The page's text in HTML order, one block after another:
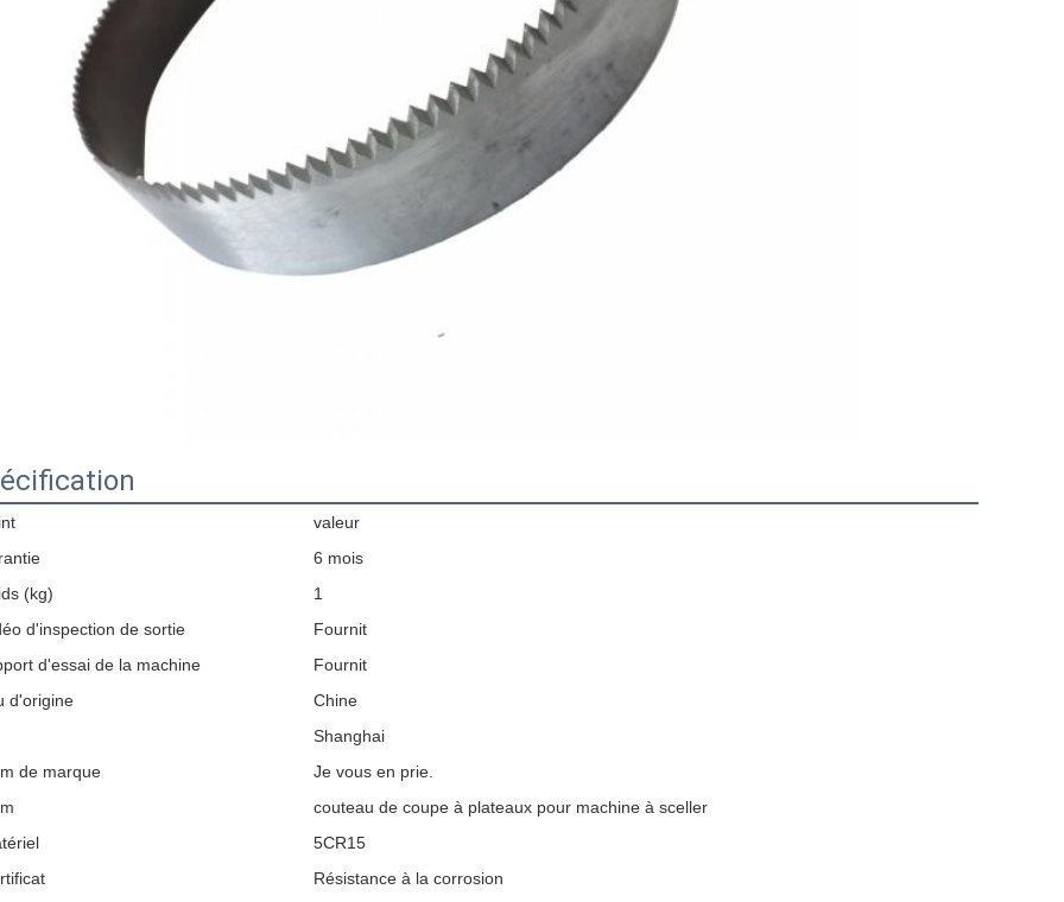
valeur
6 mois
(kg)
1
d'inspection de sortie
Fournit
d'essai de la machine
Fournit
d'origine
Chine
Shanghai
de marque
Je vous en prie.
couteau de coupe à plateaux pour machine à sceller
5CR15
Résistance à la corrosion